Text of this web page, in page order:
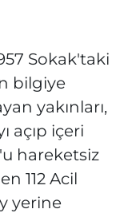
Sokak'taki
bilgiye
yakınları,
açıp içeri
hareketsiz
112 Acil
yerine